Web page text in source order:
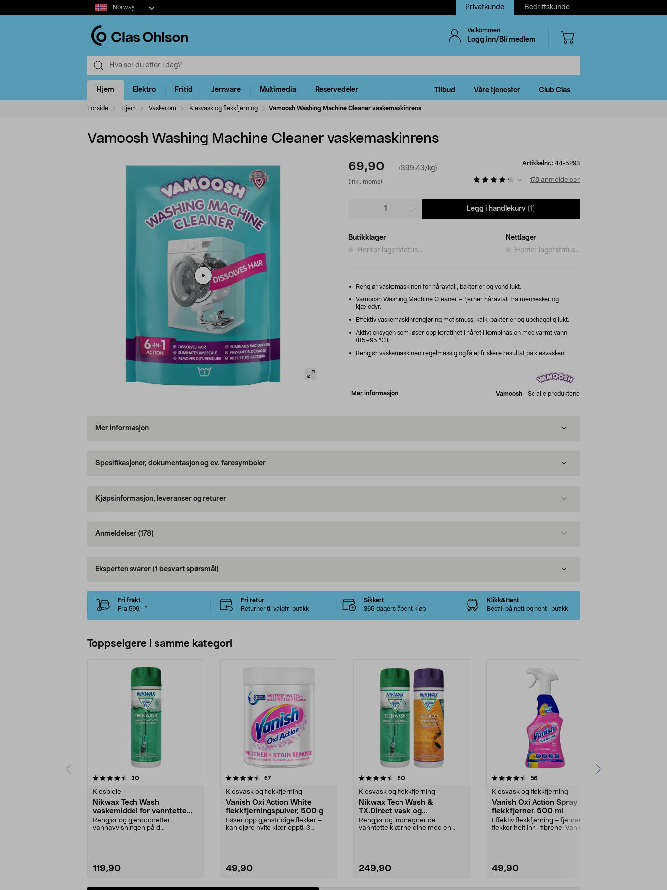
Select
market
Norway Privatkunde Bedriftskunde
Velkommen
Logg inn/Bli medlem
Hjem Elektro Fritid Jernvare Multimedia Reservedeler Tilbud Våre tjenester Club Clas
Forside Hjem Vaskerom Klesvask og flekkfjerning Vamoosh Washing Machine Cleaner vaskemaskinrens
Vamoosh Washing Machine Cleaner vaskemaskinrens
69,90 (399,43/kg)
(inkl. moms)
Artikkelnr.: 44-5293
178 anmeldelser
Legg i handlekurv (1)
Butikklager
Henter lagerstatus...
Nettlager
Henter lagerstatus...
Rengjør vaskemaskinen for håravfall, bakterier og vond lukt.
Vamoosh Washing Machine Cleaner – fjerner håravfall fra mennesker og
kjæledyr.
Effektiv vaskemaskinrengjøring mot smuss, kalk, bakterier og ubehagelig lukt.
Aktivt oksygen som løser opp keratinet i håret i kombinasjon med varmt vann
(85–95 °C).
Rengjør vaskemaskinen regelmessig og få et friskere resultat på klesvasken.
Mer informasjon Vamoosh - Se alle produktene
Mer informasjon
Spesifikasjoner, dokumentasjon og ev. faresymboler
Kjøpsinformasjon, leveranser og returer
Anmeldelser (178)
Eksperten svarer (1 besvart spørsmål)
Fri frakt
Fra 599,–*
Fri retur
Returner til valgfri butikk
Sikkert
365 dagers åpent kjøp
Klikk&Hent
Bestill på nett og hent i butikk
Toppselgere i samme kategori
30anmeldelser
Klespleie
Nikwax Tech Wash
vaskemiddel for vanntette
klær
Rengjør og gjenoppretter
vannavvisningen på d...
119,90
4.5 av 5 stjerner 67anmeldelser
Klesvask og flekkfjerning
Vanish Oxi Action White
flekkfjerningspulver, 500 g
Løser opp gjenstridige flekker –
kan gjøre hvite klær opptil 3
49,90
4.5 av 5 stjerner 80anmeldelser
Klesvask og flekkfjerning
Nikwax Tech Wash &
TX.Direct vask og
impregnering, 2-pakning
Rengjør og impregner de
vanntette klærne dine med en
249,90
4.5 av 5 stjerner 56anmeldelser
Klesvask og flekkfjerning
Vanish Oxi Action Spray
flekkfjerner, 500 ml
Effektiv flekkfjerning – fjerner
flekker helt inn i fibrene. Vanish Oxi
49,90
4.5 av 5 stjerner